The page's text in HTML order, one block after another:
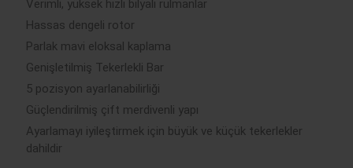
Verimli, yüksek hızlı bilyalı rulmanlar
Hassas dengeli rotor
Parlak mavi eloksal kaplama
Genişletilmiş Tekerlekli Bar
5 pozisyon ayarlanabilirliği
Güçlendirilmiş çift merdivenli yapı
Ayarlamayı iyileştirmek için büyük ve küçük tekerlekler
dahildir